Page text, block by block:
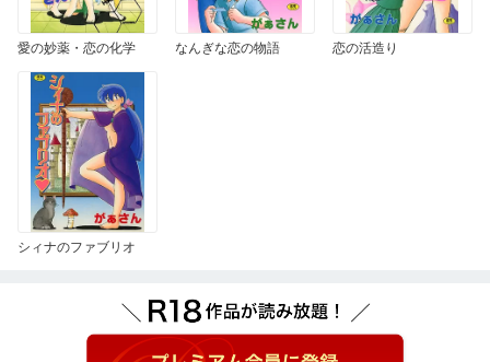
愛の妙薬・恋の化学 なんぎな恋の物語 恋の活造り
シィナのファブリオ